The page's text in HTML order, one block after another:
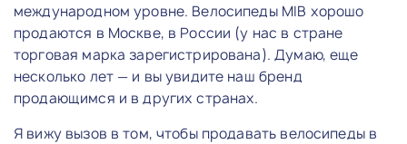
международном уровне. Велосипеды MIB хорошо
продаются в Москве, в России (у нас в стране
торговая марка зарегистрирована). Думаю, еще
несколько лет — и вы увидите наш бренд
продающимся и в других странах.
Я вижу вызов в том, чтобы продавать велосипеды в